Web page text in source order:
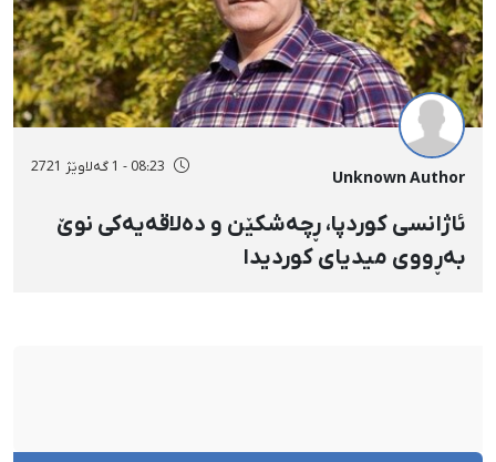
Unknown Author
08:23 - 1 گەلاوێژ 2721
ئاژانسی کوردپا، ڕچەشکێن و دەلاقەیەکی نوێ
بەڕووی میدیای کوردیدا